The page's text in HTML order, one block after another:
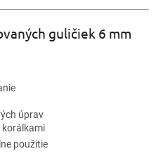
guličiek 6 mm
úprav
korálkami
použitie